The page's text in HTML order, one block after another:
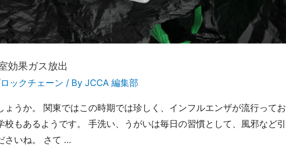
効果ガス放出
ックチェーン / By JCCA 編集部
ょうか。 関東ではこの時期では珍しく、インフルエンザが流行ってお
校もあるようです。 手洗い、うがいは毎日の習慣として、風邪など引
さいね。 さて …